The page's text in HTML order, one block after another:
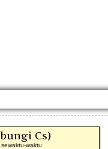
Cs)
waktu